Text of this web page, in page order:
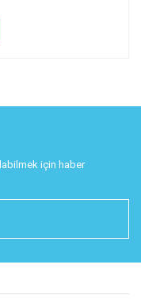
için haber